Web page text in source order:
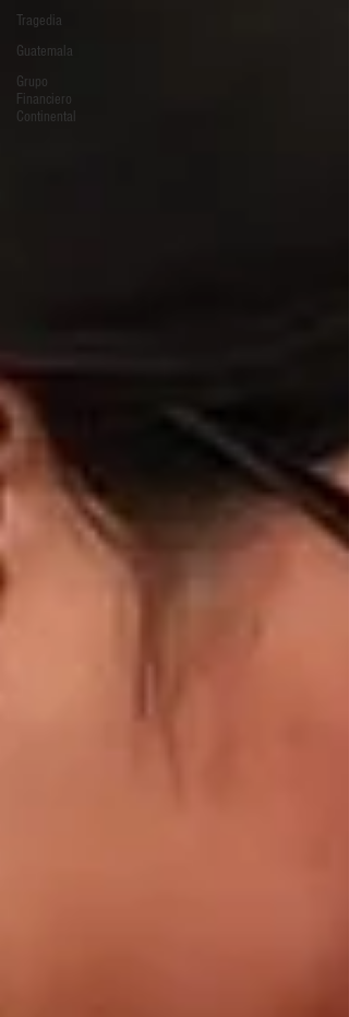
Tragedia
Guatemala
Grupo
Financiero
Continental